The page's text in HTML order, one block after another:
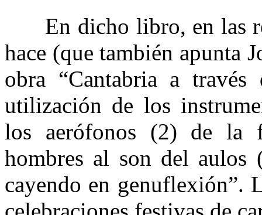
En dicho libro, en las
hace (que también apunta
obra “Cantabria a
utilización de los
los aerófonos (2) de la
hombres al son del
cayendo en genuflexión”.